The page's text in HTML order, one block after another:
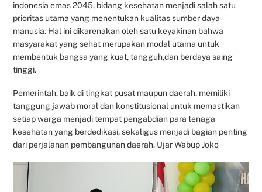
indonesia emas 2045, bidang kesehatan menjadi salah satu
prioritas utama yang menentukan kualitas sumber daya
manusia. Hal ini dikarenakan oleh satu keyakinan bahwa
masyarakat yang sehat merupakan modal utama untuk
membentuk bangsa yang kuat, tangguh,dan berdaya saing
tinggi.
Pemerintah, baik di tingkat pusat maupun daerah, memiliki
tanggung jawab moral dan konstitusional untuk memastikan
setiap warga menjadi tempat pengabdian para tenaga
kesehatan yang berdedikasi, sekaligus menjadi bagian penting
dari perjalanan pembangunan daerah. Ujar Wabup Joko